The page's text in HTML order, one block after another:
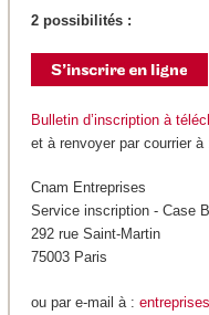
2 possibilités :
Bulletin d’inscription à
et à renvoyer par courrier à
Cnam Entreprises
Service inscription - Case
292 rue Saint-Martin
75003 Paris
ou par e-mail à :